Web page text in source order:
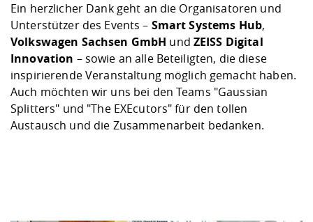
Ein herzlicher Dank geht an die Organisatoren und
Unterstützer des Events – Smart Systems Hub,
Volkswagen Sachsen GmbH und ZEISS Digital
Innovation – sowie an alle Beteiligten, die diese
inspirierende Veranstaltung möglich gemacht haben.
Auch möchten wir uns bei den Teams "Gaussian
Splitters" und "The EXEcutors" für den tollen
Austausch und die Zusammenarbeit bedanken.